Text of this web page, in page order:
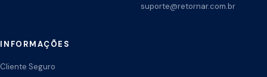
suporte@retornar.com.br
INFORMAÇÕES
Cliente Seguro